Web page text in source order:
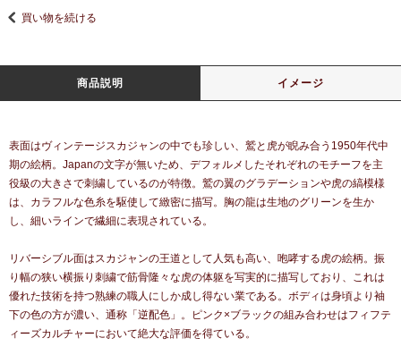
買い物を続ける
商品説明 イメージ
表面はヴィンテージスカジャンの中でも珍しい、鷲と虎が睨み合う1950年代中
期の絵柄。Japanの文字が無いため、デフォルメしたそれぞれのモチーフを主
役級の大きさで刺繍しているのが特徴。鷲の翼のグラデーションや虎の縞模様
は、カラフルな色糸を駆使して緻密に描写。胸の龍は生地のグリーンを生か
し、細いラインで繊細に表現されている。
リバーシブル面はスカジャンの王道として人気も高い、咆哮する虎の絵柄。振
り幅の狭い横振り刺繍で筋骨隆々な虎の体躯を写実的に描写しており、これは
優れた技術を持つ熟練の職人にしか成し得ない業である。ボディは身頃より袖
下の色の方が濃い、通称「逆配色」。ピンク×ブラックの組み合わせはフィフテ
ィーズカルチャーにおいて絶大な評価を得ている。